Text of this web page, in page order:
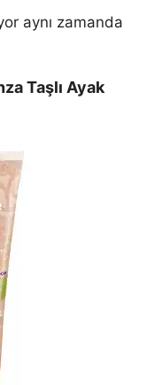
aynı zamanda
Taşlı Ayak